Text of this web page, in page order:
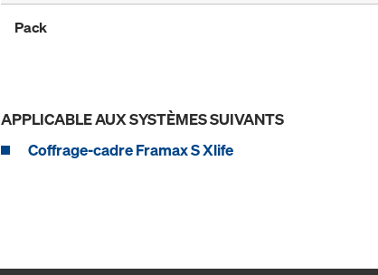
Pack
APPLICABLE AUX SYSTÈMES SUIVANTS
Coffrage-cadre Framax S Xlife